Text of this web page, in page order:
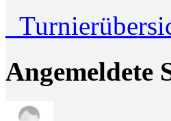
Angemeldete